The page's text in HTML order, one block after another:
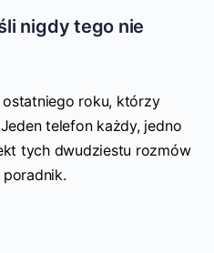
nigdy tego nie
roku, którzy
telefon każdy, jedno
tych dwudziestu rozmów